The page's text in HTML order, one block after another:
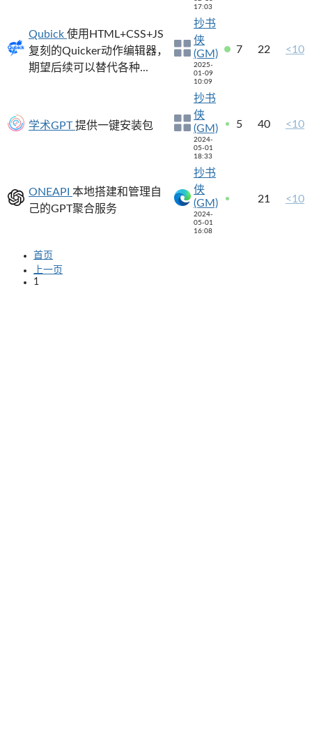
17:03
Qubick 使用HTML+CSS+JS
复刻的Quicker动作编辑器，
期望后续可以替代各种...
抄书
侠
(GM)
2025-
01-09
10:09
7 22 <10
学术GPT提供一键安装包
抄书
侠
(GM)
2024-
05-01
18:33
5 40 <10
ONEAPI 本地搭建和管理自
己的GPT聚合服务
抄书
侠
(GM)
2024-
05-01
16:08
21 <10
首页
上一页
1